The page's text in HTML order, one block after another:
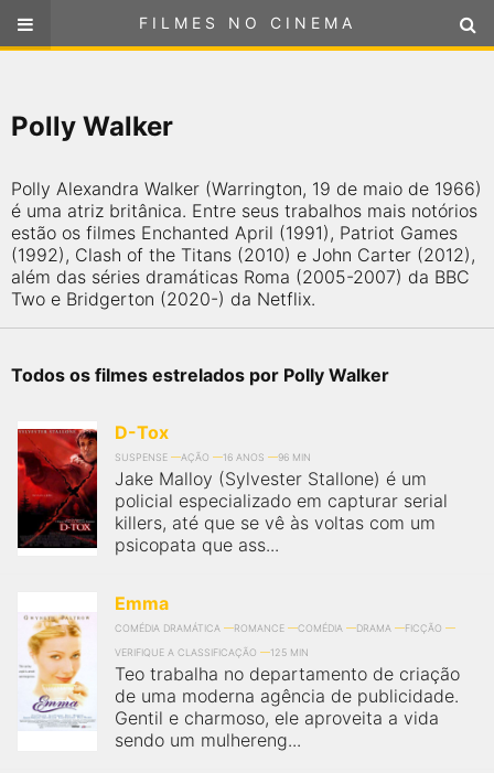
FILMES NO CINEMA
ou
Polly Walker
Polly Alexandra Walker (Warrington, 19 de maio de 1966)
é uma atriz britânica. Entre seus trabalhos mais notórios
estão os filmes Enchanted April (1991), Patriot Games
(1992), Clash of the Titans (2010) e John Carter (2012),
além das séries dramáticas Roma (2005-2007) da BBC
Two e Bridgerton (2020-) da Netflix.
Todos os filmes estrelados por Polly Walker
D-Tox
SUSPENSE AÇÃO 16 ANOS 96 MIN
Jake Malloy (Sylvester Stallone) é um
policial especializado em capturar serial
killers, até que se vê às voltas com um
psicopata que ass...
Emma
COMÉDIA DRAMÁTICA ROMANCE COMÉDIA DRAMA
FICÇÃO
VERIFIQUE A CLASSIFICAÇÃO
125 MIN
Teo trabalha no departamento de criação
de uma moderna agência de publicidade.
Gentil e charmoso, ele aproveita a vida
sendo um mulhereng...
FILMES NO CINEMA
FILMES EM CARTAZ
PRÓXIMOS LANÇAMENTOS
GÊNEROS
PÁGINA INICIAL
FilmesNoCinema.com.br
sessões de cinema no Brasil. Através dele, você pode
encontrar os filmes no cinema mais próximos a você ou a
qualquer cidade em território brasileiro. Você pode também
acessar informações sobre cinemas, horários, assistir aos
trailers e muito mais.